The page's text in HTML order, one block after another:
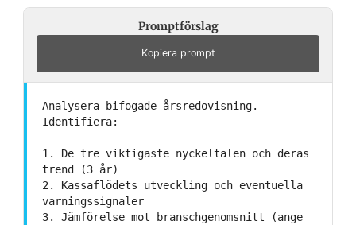
Promptförslag
Kopiera prompt
Analysera bifogade årsredovisning.
Identifiera:
1. De tre viktigaste nyckeltalen och deras
trend (3 år)
2. Kassaflödets utveckling och eventuella
varningssignaler
3. Jämförelse mot branschgenomsnitt (ange